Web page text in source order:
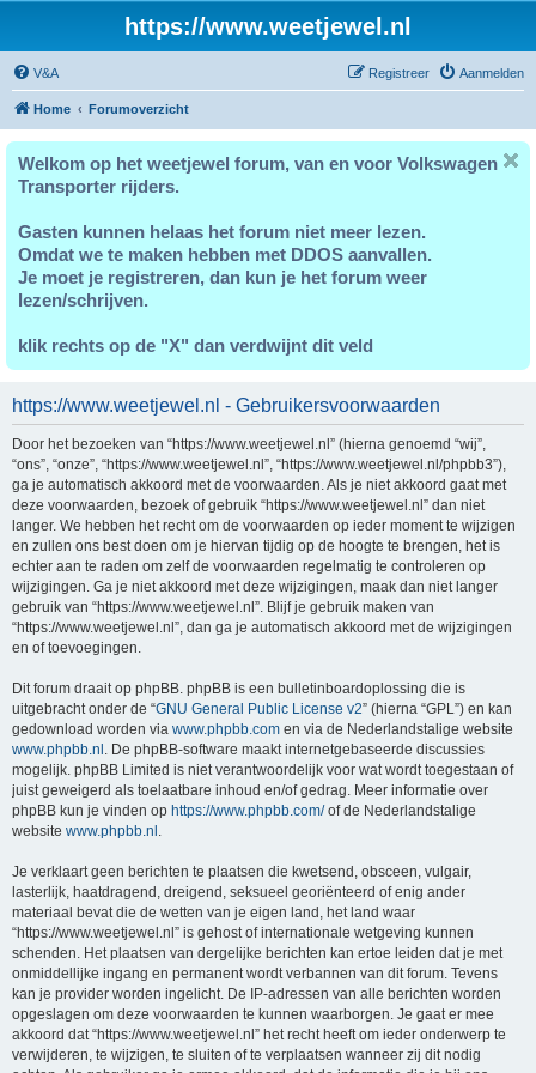
https://www.weetjewel.nl
V&A Aanmelden
Registreer
Home Forumoverzicht
Welkom op het weetjewel forum, van en voor Volkswagen
Transporter rijders.
Gasten kunnen helaas het forum niet meer lezen.
Omdat we te maken hebben met DDOS aanvallen.
Je moet je registreren, dan kun je het forum weer
lezen/schrijven.
klik rechts op de "X" dan verdwijnt dit veld
https://www.weetjewel.nl - Gebruikersvoorwaarden
Door het bezoeken van “https://www.weetjewel.nl” (hierna genoemd “wij”,
“ons”, “onze”, “https://www.weetjewel.nl”, “https://www.weetjewel.nl/phpbb3”),
ga je automatisch akkoord met de voorwaarden. Als je niet akkoord gaat met
deze voorwaarden, bezoek of gebruik “https://www.weetjewel.nl” dan niet
langer. We hebben het recht om de voorwaarden op ieder moment te wijzigen
en zullen ons best doen om je hiervan tijdig op de hoogte te brengen, het is
echter aan te raden om zelf de voorwaarden regelmatig te controleren op
wijzigingen. Ga je niet akkoord met deze wijzigingen, maak dan niet langer
gebruik van “https://www.weetjewel.nl”. Blijf je gebruik maken van
“https://www.weetjewel.nl”, dan ga je automatisch akkoord met de wijzigingen
en of toevoegingen.
Dit forum draait op phpBB. phpBB is een bulletinboardoplossing die is
uitgebracht onder de “GNU General Public License v2” (hierna “GPL”) en kan
gedownload worden via www.phpbb.com en via de Nederlandstalige website
www.phpbb.nl . De phpBB-software maakt internetgebaseerde discussies
mogelijk. phpBB Limited is niet verantwoordelijk voor wat wordt toegestaan of
juist geweigerd als toelaatbare inhoud en/of gedrag. Meer informatie over
phpBB kun je vinden op https://www.phpbb.com/of de Nederlandstalige
website www.phpbb.nl .
Je verklaart geen berichten te plaatsen die kwetsend, obsceen, vulgair,
lasterlijk, haatdragend, dreigend, seksueel georiënteerd of enig ander
materiaal bevat die de wetten van je eigen land, het land waar
“https://www.weetjewel.nl” is gehost of internationale wetgeving kunnen
schenden. Het plaatsen van dergelijke berichten kan ertoe leiden dat je met
onmiddellijke ingang en permanent wordt verbannen van dit forum. Tevens
kan je provider worden ingelicht. De IP-adressen van alle berichten worden
opgeslagen om deze voorwaarden te kunnen waarborgen. Je gaat er mee
akkoord dat “https://www.weetjewel.nl” het recht heeft om ieder onderwerp te
verwijderen, te wijzigen, te sluiten of te verplaatsen wanneer zij dit nodig